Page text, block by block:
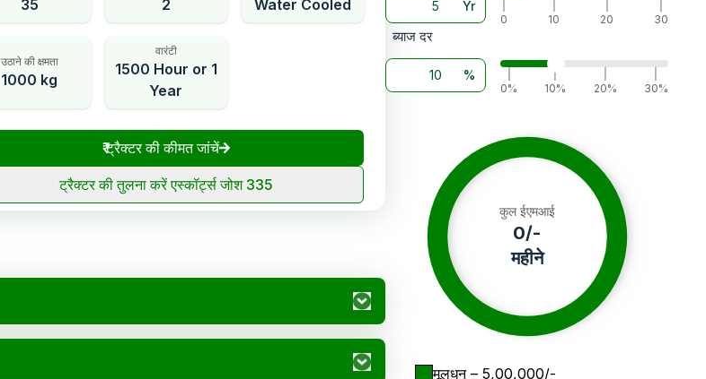
35 2 Water Cooled
उठाने की क्षमता
1000 kg
वारंटी
1500 Hour or 1
Year
₹ट्रैक्टर की कीमत जांचें
ट्रैक्टर की तुलना करें एस्कॉर्ट्स जोश 335
Yr
0
10
20
30
ब्याज दर
%
0%
|
10%
20%
30%
कुल ईएमआई
0/-
महीने
मूलधन– ₹ 5,00,000/-